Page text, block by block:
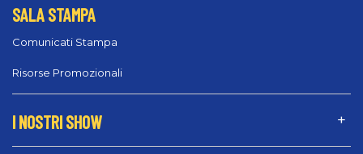
SALA STAMPA
Comunicati Stampa
Risorse Promozionali
I NOSTRI SHOW